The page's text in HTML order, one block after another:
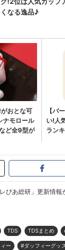
ぴあ総研」更新情報
TDS TDSまとめ
ー #ダッフィーグッ